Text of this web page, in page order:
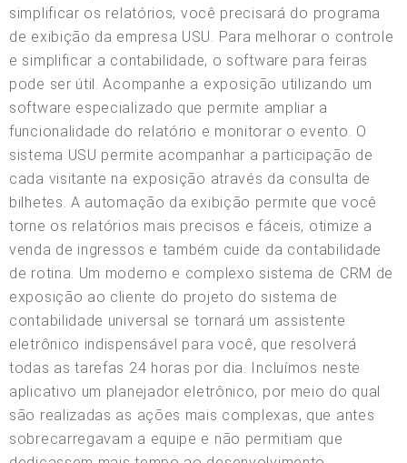
simplificar os relatórios, você precisará do programa
de exibição da empresa USU. Para melhorar o controle
e simplificar a contabilidade, o software para feiras
pode ser útil. Acompanhe a exposição utilizando um
software especializado que permite ampliar a
funcionalidade do relatório e monitorar o evento. O
sistema USU permite acompanhar a participação de
cada visitante na exposição através da consulta de
bilhetes. A automação da exibição permite que você
torne os relatórios mais precisos e fáceis, otimize a
venda de ingressos e também cuide da contabilidade
de rotina. Um moderno e complexo sistema de CRM de
exposição ao cliente do projeto do sistema de
contabilidade universal se tornará um assistente
eletrônico indispensável para você, que resolverá
todas as tarefas 24 horas por dia. Incluímos neste
aplicativo um planejador eletrônico, por meio do qual
são realizadas as ações mais complexas, que antes
sobrecarregavam a equipe e não permitiam que